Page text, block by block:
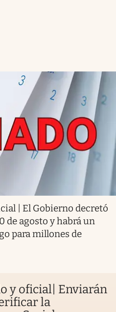
| El Gobierno decretó
de agosto y habrá un
para millones de
y oficial| Enviarán
la